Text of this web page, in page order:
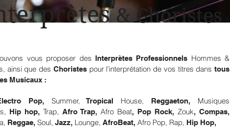
& Choristes
vous proposer des Interprètes Professionnels Hommes &
ainsi que des Choristespour l'interprétation de vos titres danstous
Musicaux :
Pop, Summer, Tropical House, Reggaeton, Musiques
Hip hop, Trap, Afro Trap, Afro Beat, Pop Rock, Zouk, Compas,
Reggae, Soul, Jazz, Lounge, AfroBeat, Afro Pop, Rap, Hip Hop,